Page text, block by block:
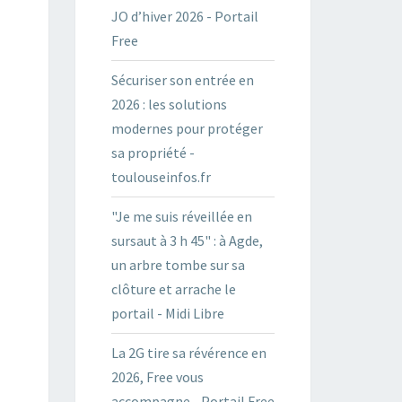
JO d’hiver 2026 - Portail
Free
Sécuriser son entrée en
2026 : les solutions
modernes pour protéger
sa propriété -
toulouseinfos.fr
"Je me suis réveillée en
sursaut à 3 h 45" : à Agde,
un arbre tombe sur sa
clôture et arrache le
portail - Midi Libre
La 2G tire sa révérence en
2026, Free vous